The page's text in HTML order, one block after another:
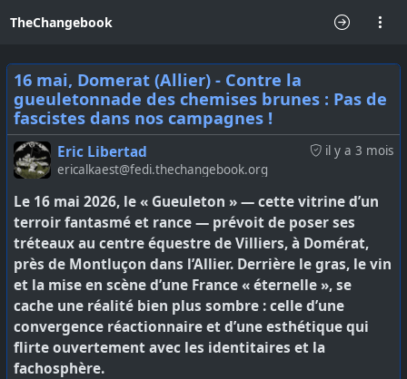
TheChangebook
16 mai, Domerat (Allier) - Contre la
gueuletonnade des chemises brunes : Pas de
fascistes dans nos campagnes !
il y a 3 mois
Eric Libertad
ericalkaest@fedi.thechangebook.org
Le 16 mai 2026, le « Gueuleton » — cette vitrine d’un
terroir fantasmé et rance — prévoit de poser ses
tréteaux au centre équestre de Villiers, à Domérat,
près de Montluçon dans l’Allier. Derrière le gras, le vin
et la mise en scène d’une France « éternelle », se
cache une réalité bien plus sombre : celle d’une
convergence réactionnaire et d’une esthétique qui
flirte ouvertement avec les identitaires et la
fachosphère.